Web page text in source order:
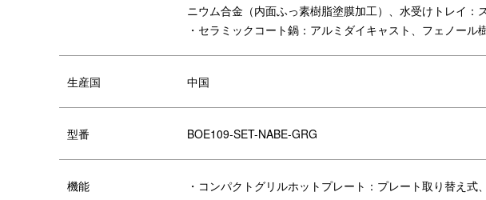
る油はねや煙・ニオイの悩みを解決した、新しいホットプレート。
ルの拭き掃除など面倒な後片付けは、パパっと簡単に。
れるため、いつでも気軽におうち焼肉が愉しめます。
煙プレート穴から下の水受けトレイへ落ちて、おいしくヘルシー。
焼きの3種の付属プレートのほか、コンパクトホットプレートのオプションアイテムもそのまま
ニウム合金（内面ふっ素樹脂塗膜加工）、水受けトレイ：
・セラミックコート鍋：アルミダイキャスト、フェノール
生産国 中国
型番 BOE109-SET-NABE-GRG
機能
・コンパクトグリルホットプレート：プレート取り替え式